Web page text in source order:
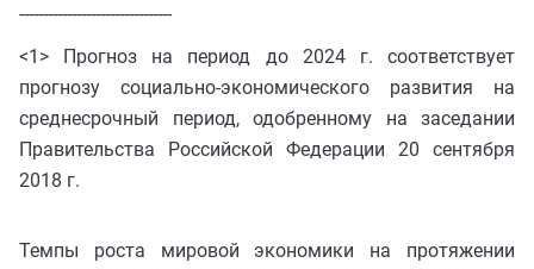
--------------------------------
<1> Прогноз на период до 2024 г. соответствует
прогнозу социально-экономического развития на
среднесрочный период, одобренному на заседании
Правительства Российской Федерации 20 сентября
2018 г.
Темпы роста мировой экономики на протяжении